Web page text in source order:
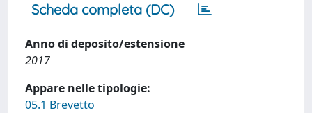
Scheda completa (DC)
Anno di deposito/estensione
2017
Appare nelle tipologie:
05.1 Brevetto